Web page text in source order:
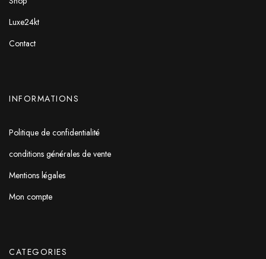
Luxe24kt
Contact
INFORMATIONS
Politique de confidentialité
conditions générales de vente
Mentions légales
Mon compte
CATEGORIES